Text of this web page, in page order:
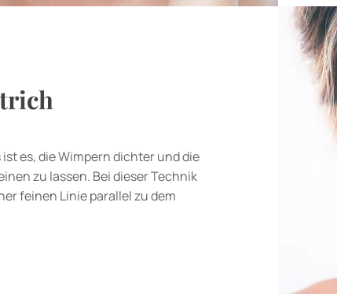
es, die Wimpern dichter und die
zu lassen. Bei dieser Technik
feinen Linie parallel zu dem